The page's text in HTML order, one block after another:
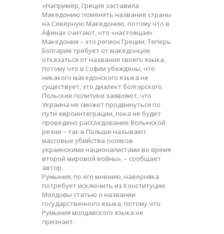
«Например, Греция заставила
Македонию поменять название страны
на Северную Македонию, потому что в
Афинах считают, что «настоящая»
Македония – это регион Греции. Теперь
Болгария требует от македонцев
отказаться от названия своего языка,
потому что в Софии убеждены, что
никакого македонского языка не
существует, это диалект болгарского.
Польские политики заявляют, что
Украина не сможет продвинуться по
пути евроинтеграции, пока не будет
проведено расследование Волынской
резни – так в Польше называют
массовые убийства поляков
украинскими националистами во время
второй мировой войны», – сообщает
автор.
Румыния, по его мнению, наверняка
потребует исключить из Конституции
Молдовы статью о названии
государственного языка, потому что
Румыния молдавского языка не
признает.